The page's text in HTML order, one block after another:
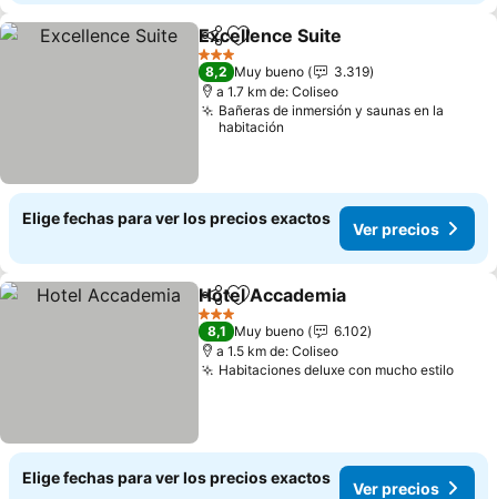
CompartirAgregar a favoritos
Excellence Suite
3 Estrellas
8,2 Muy bueno
3.319
a 1.7 km de: Coliseo
Bañeras de inmersión y saunas en la
habitación
Elige fechas para ver los precios exactos
Ver precios
CompartirAgregar a favoritos
Hotel Accademia
3 Estrellas
8,1 Muy bueno
6.102
a 1.5 km de: Coliseo
Habitaciones deluxe con mucho estiloVer
Elige fechas para ver los precios exactos
Ver precios